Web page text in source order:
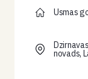
Usmas
novads,